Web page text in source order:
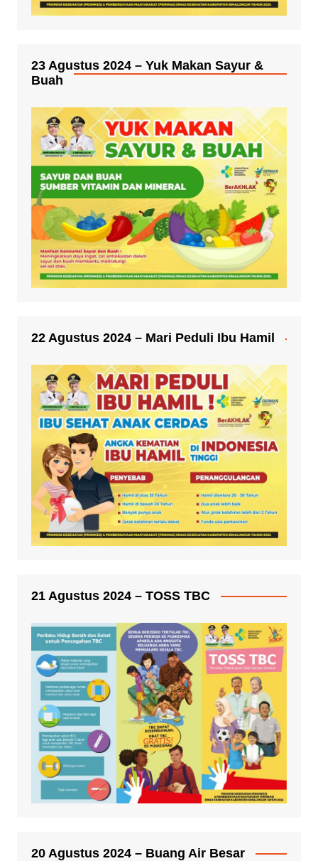
23 Agustus 2024 – Yuk Makan Sayur &
Buah
22 Agustus 2024 – Mari Peduli Ibu Hamil
21 Agustus 2024 – TOSS TBC
20 Agustus 2024 – Buang Air Besar